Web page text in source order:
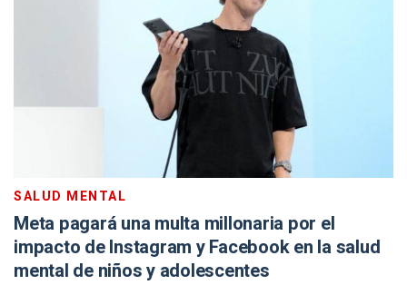
SALUD MENTAL
Meta pagará una multa millonaria por el
impacto de Instagram y Facebook en la salud
mental de niños y adolescentes